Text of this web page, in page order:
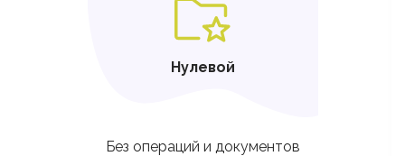
Нулевой
Без операций и документов